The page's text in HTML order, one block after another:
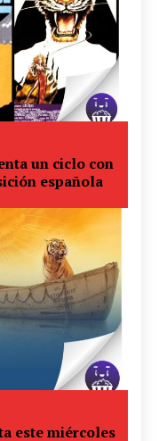
un ciclo con
española
este miércoles